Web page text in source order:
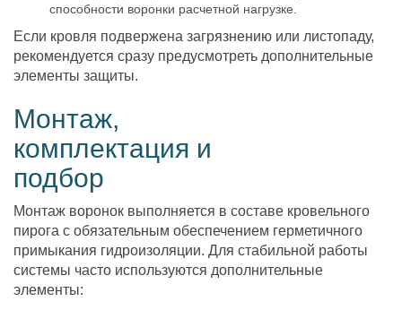
способности воронки расчетной нагрузке.
Если кровля подвержена загрязнению или листопаду,
рекомендуется сразу предусмотреть дополнительные
элементы защиты.
Монтаж,
комплектация и
подбор
Монтаж воронок выполняется в составе кровельного
пирога с обязательным обеспечением герметичного
примыкания гидроизоляции. Для стабильной работы
системы часто используются дополнительные
элементы: